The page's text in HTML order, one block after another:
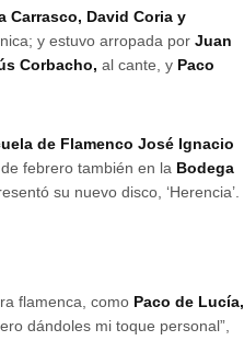
Carrasco, David Coria y
y estuvo arropada porJuan
Corbacho, al cante, y Paco
de Flamenco José Ignacio
febrero también en la Bodega
su nuevo disco, ‘Herencia’.
flamenca, como Paco de Lucía,
dándoles mi toque personal”,